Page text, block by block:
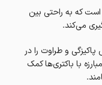
که به راحتی بین
می‌کند.
و طراوت را در
با باکتری‌ها کمک